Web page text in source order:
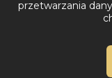
przetwarzania